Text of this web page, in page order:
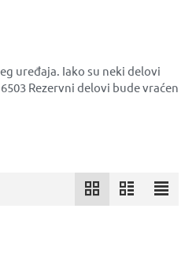
uređaja. Iako su neki delovi
Rezervni delovi bude vraćen